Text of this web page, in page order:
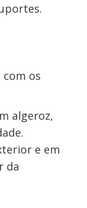
os
algeroz,
e em
da